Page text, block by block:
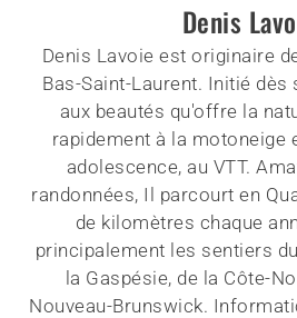
Denis
Denis Lavoie est originaire
Bas-Saint-Laurent. Initié dès
aux beautés qu'offre la
rapidement à la motoneige
adolescence, au VTT.
randonnées, Il parcourt en
de kilomètres chaque
principalement les sentiers
la Gaspésie, de la Côte-
Nouveau-Brunswick.